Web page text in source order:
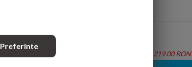
Se livreaza doar la cutie ( 1 cutie = 1.46 mp - Total: 219.00 RON
Preferinte